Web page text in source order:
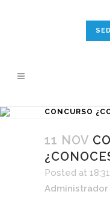
CONCURSO
11 NOV
Posted at
Administrador